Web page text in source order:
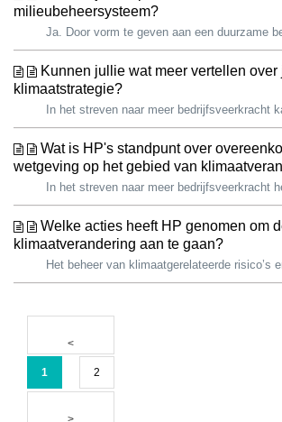
milieubeheersysteem?
Kunnen jullie wat meer vertellen over
klimaatstrategie?
Wat is HP's standpunt over
wetgeving op het gebied van
Welke acties heeft HP genomen om
klimaatverandering aan te gaan?
1 2